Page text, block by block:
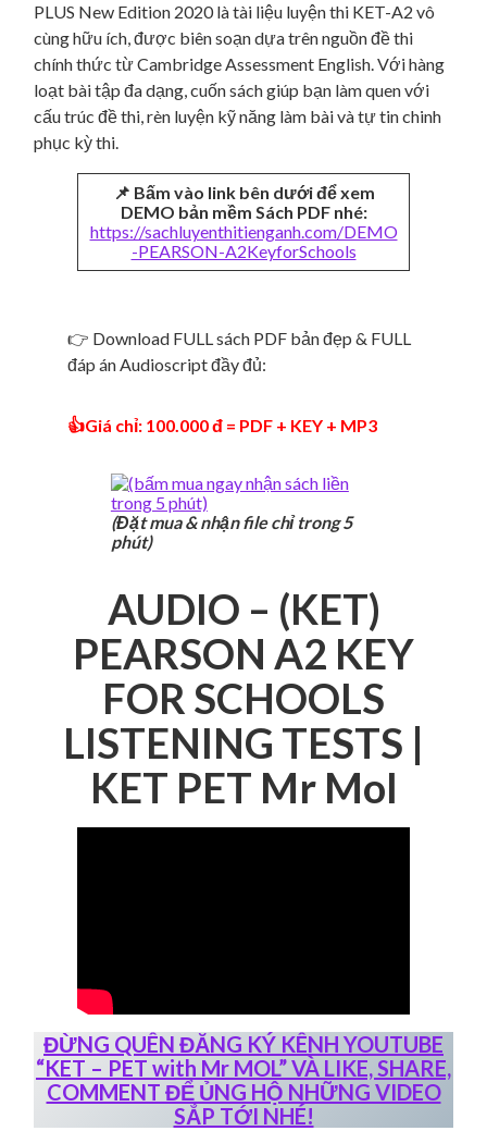
PLUS New Edition 2020 là tài liệu luyện thi KET-A2 vô
cùng hữu ích, được biên soạn dựa trên nguồn đề thi
chính thức từ Cambridge Assessment English. Với hàng
loạt bài tập đa dạng, cuốn sách giúp bạn làm quen với
cấu trúc đề thi, rèn luyện kỹ năng làm bài và tự tin chinh
phục kỳ thi.
📌 Bấm vào link bên dưới để xem
DEMO bản mềm Sách PDF nhé:
https://sachluyenthitienganh.com/DEMO
-PEARSON-A2KeyforSchools
👉 Download FULL sách PDF bản đẹp & FULL
đáp án Audioscript đầy đủ:
👍Giá chỉ: 100.000 đ = PDF + KEY + MP3
(Đặt mua & nhận file chỉ trong 5
phút)
AUDIO – (KET)
PEARSON A2 KEY
FOR SCHOOLS
LISTENING TESTS |
KET PET Mr Mol
ĐỪNG QUÊN ĐĂNG KÝ KÊNH YOUTUBE
“KET – PET with Mr MOL” VÀ LIKE, SHARE,
COMMENT ĐỂ ỦNG HỘ NHỮNG VIDEO
SẮP TỚI NHÉ!